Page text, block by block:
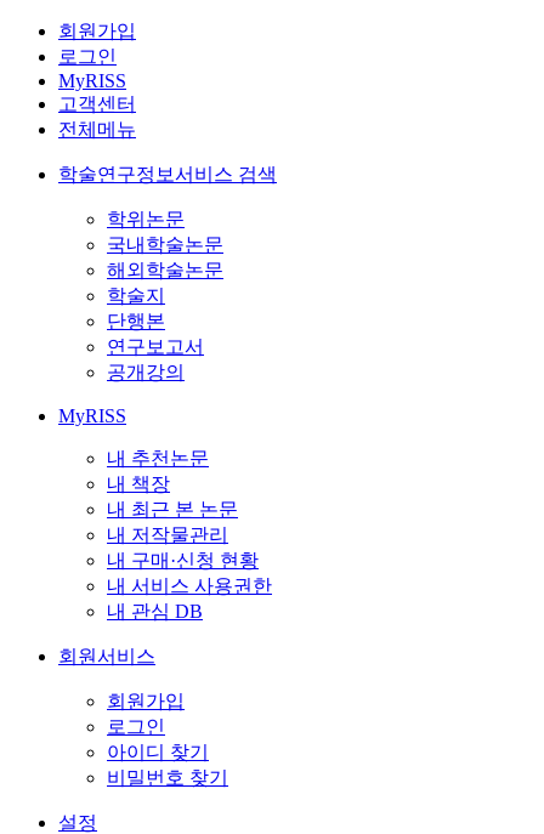
회원가입
로그인
MyRISS
고객센터
전체메뉴
학술연구정보서비스 검색
학위논문
국내학술논문
해외학술논문
학술지
단행본
연구보고서
공개강의
MyRISS
내 추천논문
내 책장
내 최근 본 논문
내 저작물관리
내 구매·신청 현황
내 서비스 사용권한
내 관심 DB
회원서비스
회원가입
로그인
아이디 찾기
비밀번호 찾기
설정